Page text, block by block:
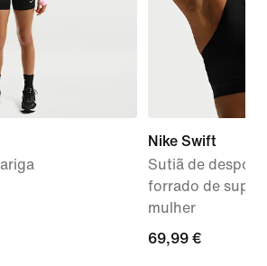
Nike Swift
Sutiã de
forrado de
mulher
69,99
69,99 €